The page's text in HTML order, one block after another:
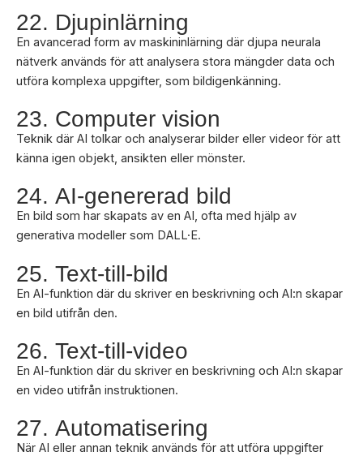
22. Djupinlärning
En avancerad form av maskininlärning där djupa neurala
nätverk används för att analysera stora mängder data och
utföra komplexa uppgifter, som bildigenkänning.
23. Computer vision
Teknik där AI tolkar och analyserar bilder eller videor för att
känna igen objekt, ansikten eller mönster.
24. AI-genererad bild
En bild som har skapats av en AI, ofta med hjälp av
generativa modeller som DALL·E.
25. Text-till-bild
En AI-funktion där du skriver en beskrivning och AI:n skapar
en bild utifrån den.
26. Text-till-video
En AI-funktion där du skriver en beskrivning och AI:n skapar
en video utifrån instruktionen.
27. Automatisering
När AI eller annan teknik används för att utföra uppgifter